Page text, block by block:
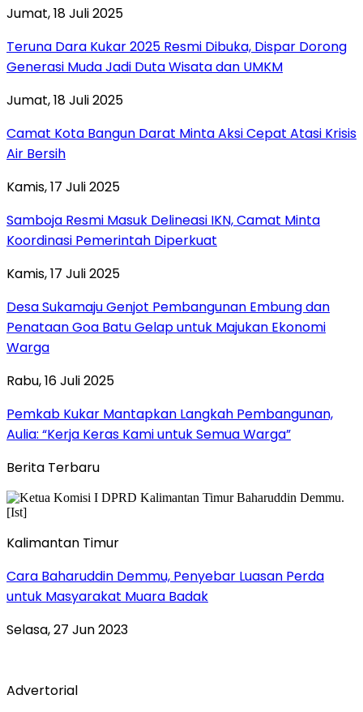
Jumat, 18 Juli 2025
Teruna Dara Kukar 2025 Resmi Dibuka, Dispar Dorong
Generasi Muda Jadi Duta Wisata dan UMKM
Jumat, 18 Juli 2025
Camat Kota Bangun Darat Minta Aksi Cepat Atasi Krisis
Air Bersih
Kamis, 17 Juli 2025
Samboja Resmi Masuk Delineasi IKN, Camat Minta
Koordinasi Pemerintah Diperkuat
Kamis, 17 Juli 2025
Desa Sukamaju Genjot Pembangunan Embung dan
Penataan Goa Batu Gelap untuk Majukan Ekonomi
Warga
Rabu, 16 Juli 2025
Pemkab Kukar Mantapkan Langkah Pembangunan,
Aulia: “Kerja Keras Kami untuk Semua Warga”
Berita Terbaru
Kalimantan Timur
Cara Baharuddin Demmu, Penyebar Luasan Perda
untuk Masyarakat Muara Badak
Selasa, 27 Jun 2023
Advertorial